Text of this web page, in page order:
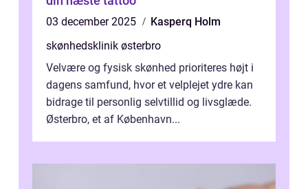
03 december 2025
Kasperq Holm
skønhedsklinik østerbro
Velvære og fysisk skønhed prioriteres højt i
dagens samfund, hvor et velplejet ydre kan
bidrage til personlig selvtillid og livsglæde.
Østerbro, et af København...